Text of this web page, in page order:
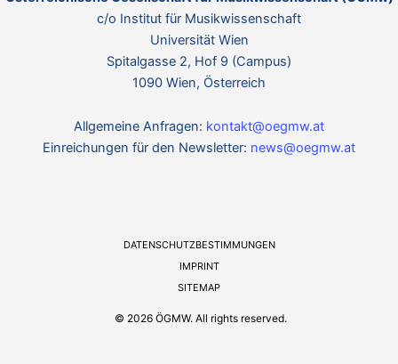
c/o Institut für Musikwissenschaft
Universität Wien
Spitalgasse 2, Hof 9 (Campus)
1090 Wien, Österreich
Allgemeine Anfragen: kontakt@oegmw.at
Einreichungen für den Newsletter: news@oegmw.at
DATENSCHUTZBESTIMMUNGEN
IMPRINT
SITEMAP
© 2026 ÖGMW. All rights reserved.